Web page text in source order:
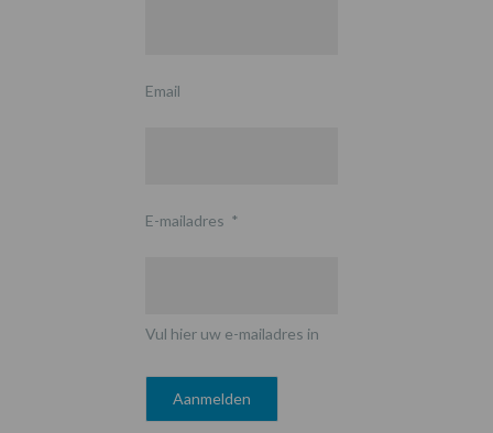
Email
E-mailadres *
Vul hier uw e-mailadres in